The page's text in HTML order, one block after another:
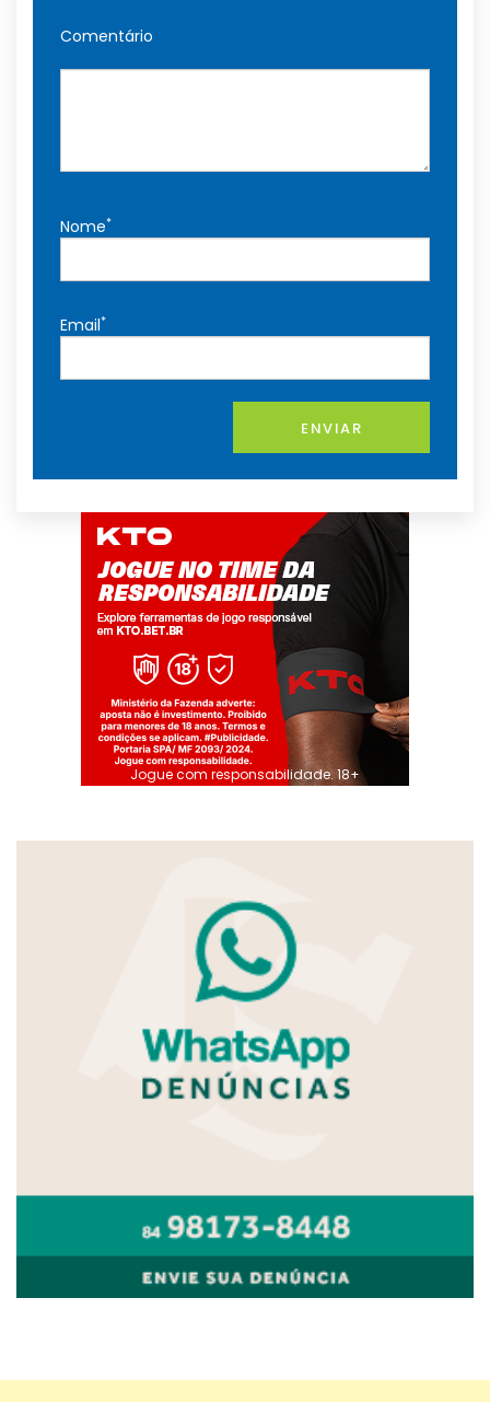
Comentário
Nome*
Email*
ENVIAR
Jogue com responsabilidade. 18+